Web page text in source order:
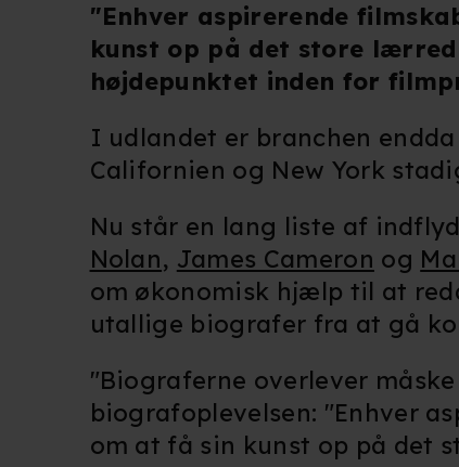
"Enhver aspirerende
kunst op på det store
højdepunktet inden for
I udlandet er branchen
Californien og New York
Nu står en lang liste af
Nolan, James Cameron og
om økonomisk hjælp til at
utallige biografer fra at gå
"Biograferne overlever
biografoplevelsen: "Enhver
om at få sin kunst op på det